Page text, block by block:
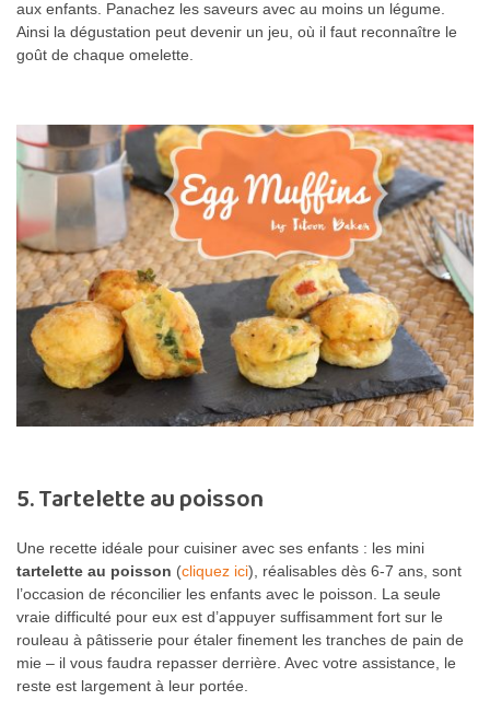
aux enfants. Panachez les saveurs avec au moins un légume.
Ainsi la dégustation peut devenir un jeu, où il faut reconnaître le
goût de chaque omelette.
5. Tartelette au poisson
Une recette idéale pour cuisiner avec ses enfants : les mini
tartelette au poisson (cliquez ici), réalisables dès 6-7 ans, sont
l’occasion de réconcilier les enfants avec le poisson. La seule
vraie difficulté pour eux est d’appuyer suffisamment fort sur le
rouleau à pâtisserie pour étaler finement les tranches de pain de
mie – il vous faudra repasser derrière. Avec votre assistance, le
reste est largement à leur portée.